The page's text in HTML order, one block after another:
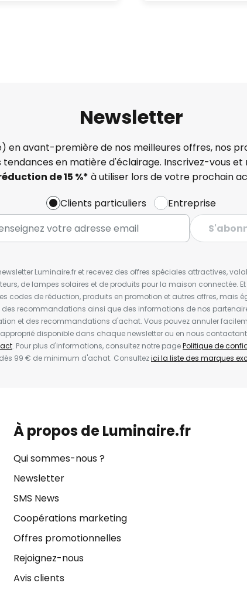
Newsletter
en avant-première de nos meilleures offres, nos
tendances en matière d'éclairage. Inscrivez-vous et
de 15 %* à utiliser lors de votre prochain
Clients particuliers
Entreprise
Luminaire.fr et recevez des offres spéciales attractives,
de lampes solaires et de produits pour la maison connectée. Et
codes de réduction, produits en promotion et autres offres, mais
des recommandations ainsi que des informations de nos
et des recommandations d'achat. Vous pouvez annuler
disponible dans chaque newsletter ou en nous
. Pour plus d'informations, consultez notre pagePolitique de
99 € de minimum d'achat. Consultezici la liste des marques
À propos de Luminaire.fr
Qui sommes-nous ?
Newsletter
SMS News
Coopérations marketing
Offres promotionnelles
Rejoignez-nous
Avis clients